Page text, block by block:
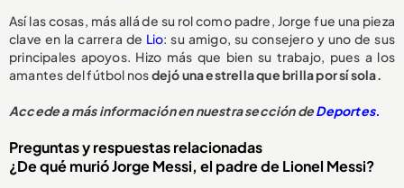
Así las cosas, más allá de su rol como padre, Jorge fue una pieza
clave en la carrera de Lio: su amigo, su consejero y uno de sus
principales apoyos. Hizo más que bien su trabajo, pues a los
amantes del fútbol nosdejó una estrella que brilla por sí sola.
Accede a más información en nuestra sección deDeportes.
Preguntas y respuestas relacionadas
¿De qué murió Jorge Messi, el padre de Lionel Messi?